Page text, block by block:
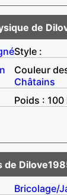
de
Style :
Couleur
Châtains
Poids : 100
de
Bricolage/